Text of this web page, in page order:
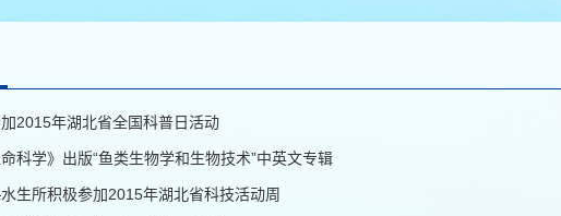
2015年湖北省全国科普日活动
命科学》出版“鱼类生物学和生物技术”中英文专辑
生所积极参加2015年湖北省科技活动周